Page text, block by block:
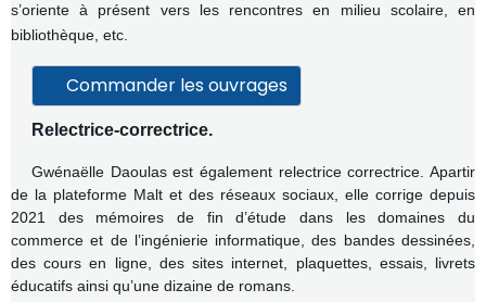
s’oriente à présent vers les rencontres en milieu scolaire, en
bibliothèque, etc.
Commander les ouvrages
Relectrice-correctrice.
Gwénaëlle Daoulas est également relectrice correctrice. Apartir
de la plateforme Malt et des réseaux sociaux, elle corrige depuis
2021 des mémoires de fin d’étude dans les domaines du
commerce et de l’ingénierie informatique, des bandes dessinées,
des cours en ligne, des sites internet, plaquettes, essais, livrets
éducatifs ainsi qu’une dizaine de romans.